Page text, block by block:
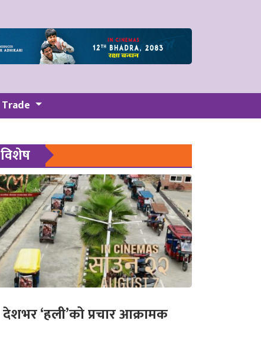
Trade
विशेष
देशभर ‘हली’को प्रचार आक्रामक